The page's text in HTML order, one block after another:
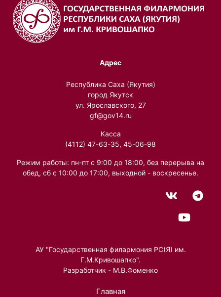
Адрес
Республика Саха (Якутия)
город Якутск
ул. Ярославского, 27
gf@gov14.ru
Касса
(4112) 47-63-35, 45-06-98
Режим работы: пн-пт с 9:00 до 18:00, без перерыва на
обед, сб с 10:00 до 17:00, выходной - воскресенье.
АУ "Государственная филармония РС(Я) им.
Г.М.Кривошапко".
Разработчик - М.В.Фоменко
Главная